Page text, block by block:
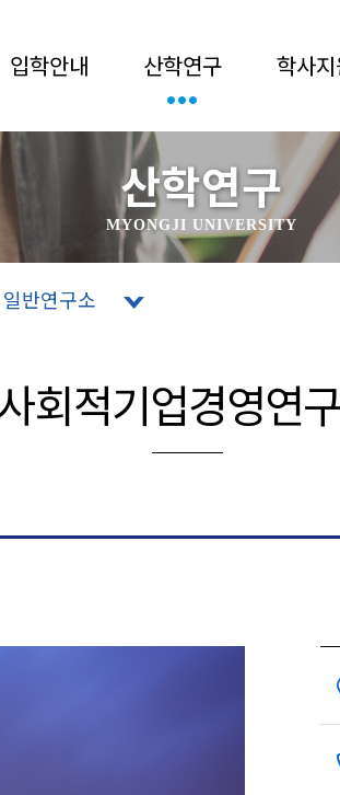
입학안내 산학연구 학사
산학연구
MYONGJI UNIVERSITY
일반연구소
회적기업경영연